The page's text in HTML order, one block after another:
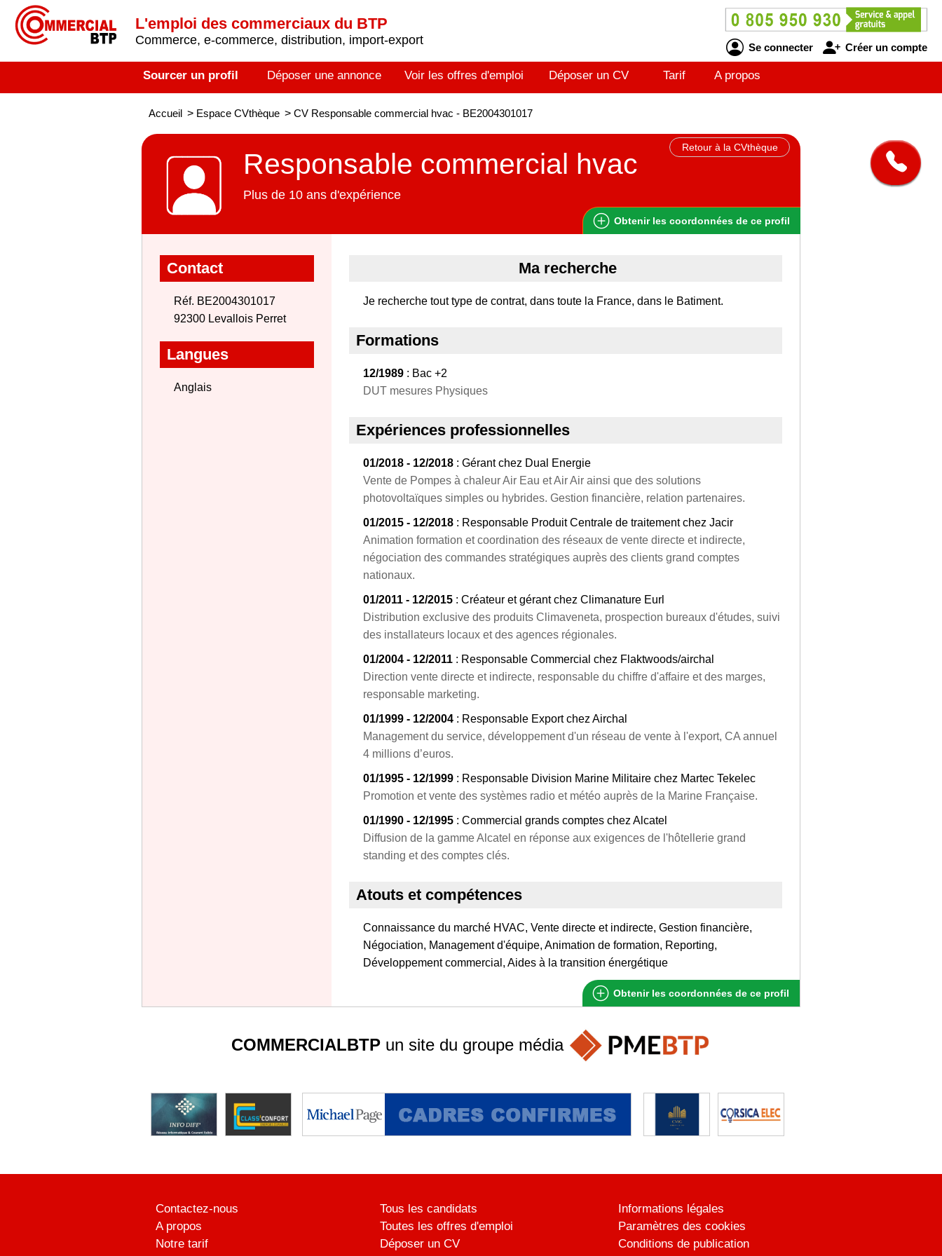
L'emploi des commerciaux du BTP
Commerce, e-commerce, distribution, import-export
Se connecter Créer un compte
Sourcer un profil Déposer une annonce Voir les offres d'emploi Déposer un CV Tarif A propos
Accueil > Espace CVthèque > CV Responsable commercial hvac - BE2004301017
Retour à la CVthèque
Responsable commercial hvac
Plus de 10 ans d'expérience
Obtenir les coordonnées de ce profil
Contact
Réf. BE2004301017
92300 Levallois Perret
Langues
Anglais
Ma recherche
Je recherche tout type de contrat, dans toute la France, dans le Batiment.
Formations
12/1989 : Bac +2
DUT mesures Physiques
Expériences professionnelles
01/2018 - 12/2018 : Gérant chez Dual Energie
Vente de Pompes à chaleur Air Eau et Air Air ainsi que des solutions
photovoltaïques simples ou hybrides. Gestion financière, relation partenaires.
01/2015 - 12/2018 : Responsable Produit Centrale de traitement chez Jacir
Animation formation et coordination des réseaux de vente directe et indirecte,
négociation des commandes stratégiques auprès des clients grand comptes
nationaux.
01/2011 - 12/2015 : Créateur et gérant chez Climanature Eurl
Distribution exclusive des produits Climaveneta, prospection bureaux d'études, suivi
des installateurs locaux et des agences régionales.
01/2004 - 12/2011 : Responsable Commercial chez Flaktwoods/airchal
Direction vente directe et indirecte, responsable du chiffre d'affaire et des marges,
responsable marketing.
01/1999 - 12/2004 : Responsable Export chez Airchal
Management du service, développement d'un réseau de vente à l'export, CA annuel
4 millions d’euros.
01/1995 - 12/1999 : Responsable Division Marine Militaire chez Martec Tekelec
Promotion et vente des systèmes radio et météo auprès de la Marine Française.
01/1990 - 12/1995 : Commercial grands comptes chez Alcatel
Diffusion de la gamme Alcatel en réponse aux exigences de l'hôtellerie grand
standing et des comptes clés.
Atouts et compétences
Connaissance du marché HVAC, Vente directe et indirecte, Gestion financière,
Négociation, Management d'équipe, Animation de formation, Reporting,
Développement commercial, Aides à la transition énergétique
Obtenir les coordonnées de ce profil
COMMERCIALBTP un site du groupe média
Contactez-nous
A propos
Notre tarif
Tous les candidats
Toutes les offres d'emploi
Déposer un CV
Informations légales
Paramètres des cookies
Conditions de publication